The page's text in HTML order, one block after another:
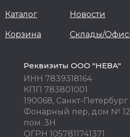
Каталог
Корзина
Новости
Склады/
Реквизиты ООО "НЕВА"
ИНН 7839318164
КПП 783801001
190068, Санкт-Петербург
Фонарный пер, дом №
пом. 3Н
ОГРН 1057811741371